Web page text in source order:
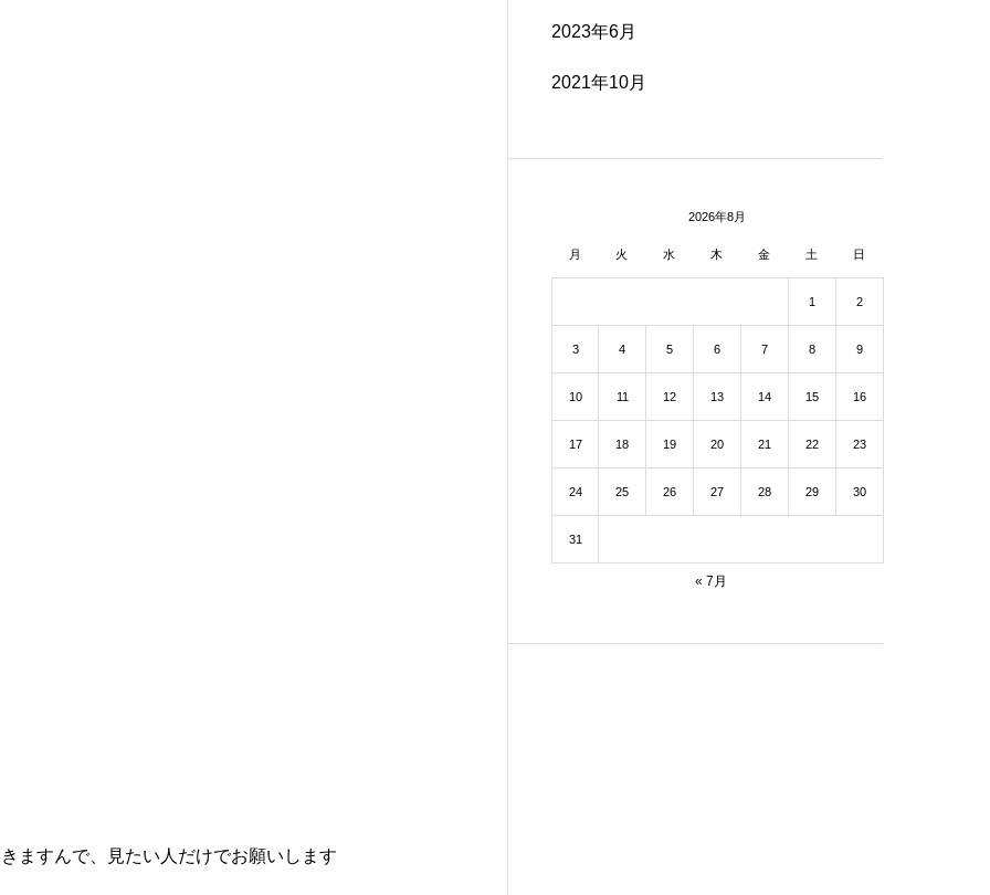
ますんで、見たい人だけでお願いします
2023年6月
2021年10月
2026年8月
月 火 水 木 金 土 日
1 2
3 4 5 6 7 8 9
10 11 12 13 14 15 16
17 18 19 20 21 22 23
24 25 26 27 28 29 30
31
« 7月